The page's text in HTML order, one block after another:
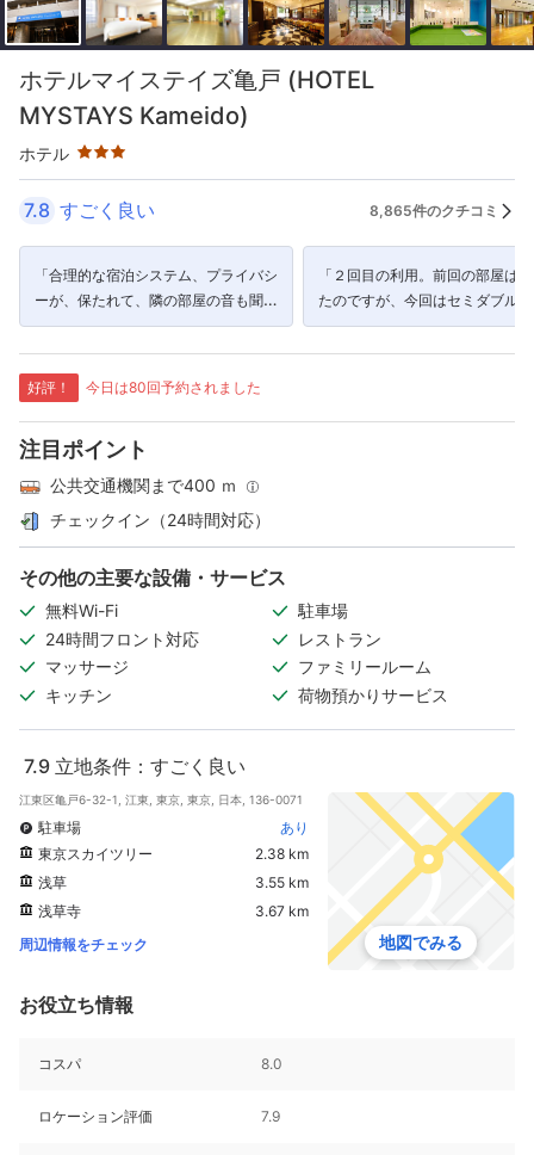
ホテルマイステイズ亀戸 (HOTEL
MYSTAYS Kameido)
ホテル
星評価 3つ星
7.8 すごく良い 8,865件のクチコミ
「合理的な宿泊システム、プライバシ
ーが、保たれて、隣の部屋の音も聞こ
えなく、ゆっくり過ごすことが出来ま
した。」
「２回目の利用。前回の部屋は
たのですが、今回はセミダブル
に小さなソファーもあり、適度
で快適でした。」
好評！ 今日は80回予約されました
注目ポイント
公共交通機関まで400 ｍ
チェックイン（24時間対応）
その他の主要な設備・サービス
無料Wi-Fi
駐車場
24時間フロント対応
レストラン
マッサージ
ファミリールーム
キッチン
荷物預かりサービス
7.9 立地条件：すごく良い
江東区亀戸6-32-1, 江東, 東京, 東京, 日本, 136-0071
駐車場
あり
東京スカイツリー
2.38 km
浅草
3.55 km
浅草寺
3.67 km
周辺情報をチェック
地図でみる
お役立ち情報
コスパ 8.0
ロケーション評価 7.9